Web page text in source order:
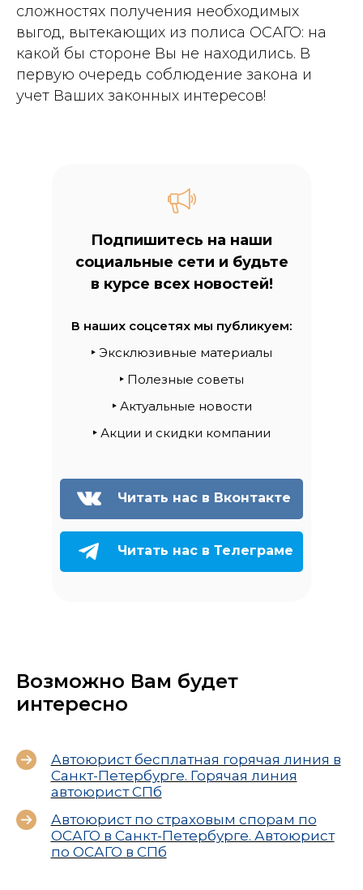
сложностях получения необходимых
выгод, вытекающих из полиса ОСАГО: на
какой бы стороне Вы не находились. В
первую очередь соблюдение закона и
учет Ваших законных интересов!
Подпишитесь на наши
социальные сети и будьте
в курсе всех новостей!
‣ Акции и скидки компании
‣ Актуальные новости
‣ Полезные советы
‣ Эксклюзивные материалы
В наших соцсетях мы публикуем:
Читать нас в Вконтакте
Читать нас в Телеграме
Возможно Вам будет
интересно
Автоюрист бесплатная горячая линия в
Санкт-Петербурге. Горячая линия
автоюрист СПб
Автоюрист по страховым спорам по
ОСАГО в Санкт-Петербурге. Автоюрист
по ОСАГО в СПб